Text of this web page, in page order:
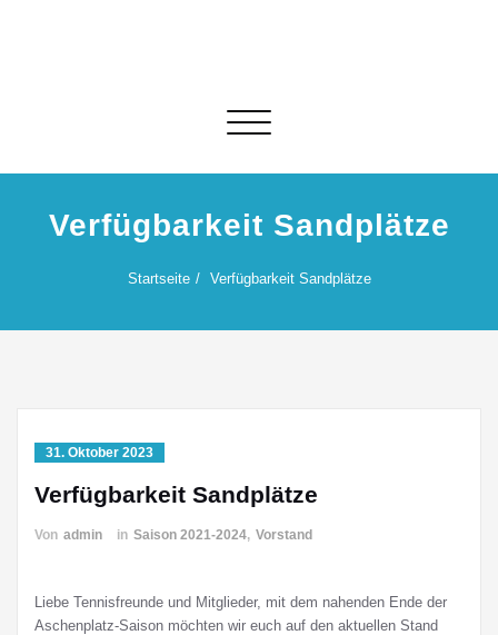
Schalte Navigation
Verfügbarkeit Sandplätze
Startseite Verfügbarkeit Sandplätze
31. Oktober 2023
Verfügbarkeit Sandplätze
Von admin in Saison 2021-2024, Vorstand
Liebe Tennisfreunde und Mitglieder, mit dem nahenden Ende der
Aschenplatz-Saison möchten wir euch auf den aktuellen Stand